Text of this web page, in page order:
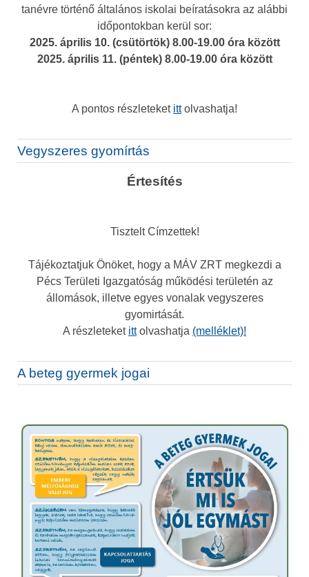
tanévre történő általános iskolai beíratásokra az alábbi
időpontokban kerül sor:
2025. április 10. (csütörtök) 8.00-19.00 óra között
2025. április 11. (péntek) 8.00-19.00 óra között
A pontos részleteket ittolvashatja!
Vegyszeres gyomírtás
Értesítés
Tisztelt Címzettek!
Tájékoztatjuk Önöket, hogy a MÁV ZRT megkezdi a
Pécs Területi Igazgatóság működési területén az
állomások, illetve egyes vonalak vegyszeres
gyomirtását.
A részleteket ittolvashatja (melléklet)!
A beteg gyermek jogai